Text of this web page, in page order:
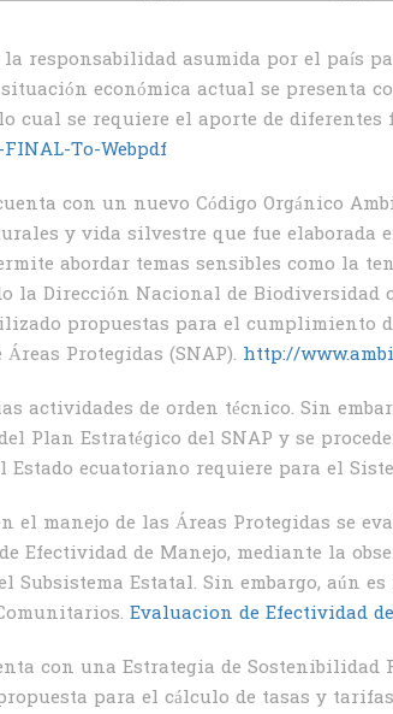
la responsabilidad asumida por el país
situación económica actual se presenta
cual se requiere el aporte de
FINAL-To-Webpdf
con un nuevo Código Orgánico
y vida silvestre que fue elaborada
abordar temas sensibles como la
la Dirección Nacional de Biodiversidad
propuestas para el cumplimiento
Protegidas (SNAP). http://
actividades de orden técnico. Sin
Plan Estratégico del SNAP y se
Estado ecuatoriano requiere para el
el manejo de las Áreas Protegidas se
Efectividad de Manejo, mediante la
Subsistema Estatal. Sin embargo, aún
Evaluacion de Efectividad
con una Estrategia de
para el cálculo de tasas y